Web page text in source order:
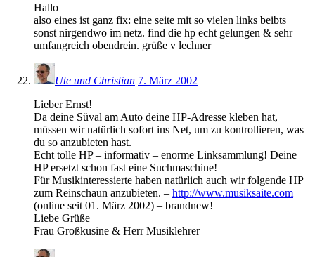
Hallo
also eines ist ganz fix: eine seite mit so vielen links beibts
sonst nirgendwo im netz. find die hp echt gelungen & sehr
umfangreich obendrein. grüße v lechner
Ute und Christian 7. März 2002
Lieber Ernst!
Da deine Süval am Auto deine HP-Adresse kleben hat,
müssen wir natürlich sofort ins Net, um zu kontrollieren, was
du so anzubieten hast.
Echt tolle HP – informativ – enorme Linksammlung! Deine
HP ersetzt schon fast eine Suchmaschine!
Für Musikinteressierte haben natürlich auch wir folgende HP
zum Reinschaun anzubieten. – http://www.musiksaite.com
(online seit 01. März 2002) – brandnew!
Liebe Grüße
Frau Großkusine & Herr Musiklehrer